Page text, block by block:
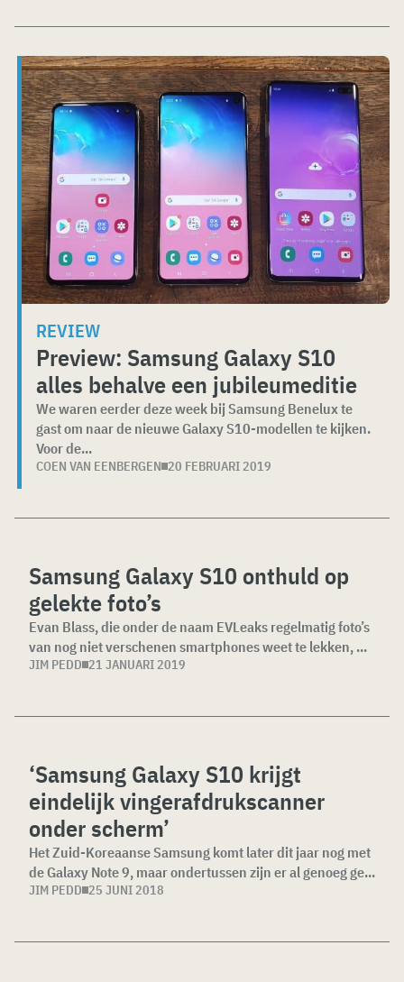
REVIEW
Preview: Samsung Galaxy S10
alles behalve een jubileumeditie
We waren eerder deze week bij Samsung Benelux te
gast om naar de nieuwe Galaxy S10-modellen te kijken.
Voor de...
COEN VAN EENBERGEN 20 FEBRUARI 2019
Samsung Galaxy S10 onthuld op
gelekte foto’s
Evan Blass, die onder de naam EVLeaks regelmatig foto’s
van nog niet verschenen smartphones weet te lekken, ...
JIM PEDD 21 JANUARI 2019
‘Samsung Galaxy S10 krijgt
eindelijk vingerafdrukscanner
onder scherm’
Het Zuid-Koreaanse Samsung komt later dit jaar nog met
de Galaxy Note 9, maar ondertussen zijn er al genoeg ge...
JIM PEDD 25 JUNI 2018